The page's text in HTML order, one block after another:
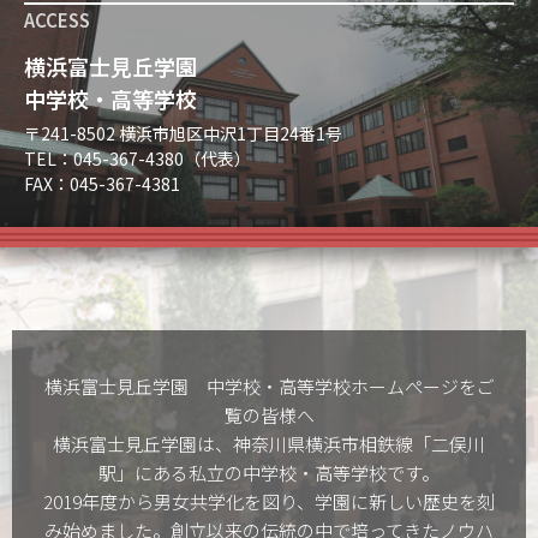
ACCESS
横浜富士見丘学園
中学校・高等学校
〒241-8502 横浜市旭区中沢1丁目24番1号
TEL：045-367-4380（代表）
FAX：045-367-4381
横浜富士見丘学園 中学校・高等学校ホームぺージをご
覧の皆様へ
横浜富士見丘学園は、神奈川県横浜市相鉄線「二俣川
駅」にある私立の中学校・高等学校です。
2019年度から男女共学化を図り、学園に新しい歴史を刻
み始めました。創立以来の伝統の中で培ってきたノウハ